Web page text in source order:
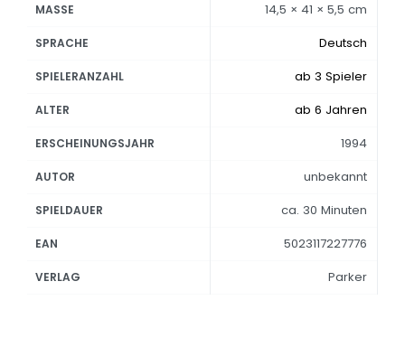
MASSE 14,5 × 41 × 5,5 cm
SPRACHE Deutsch
SPIELERANZAHL ab 3 Spieler
ALTER ab 6 Jahren
ERSCHEINUNGSJAHR 1994
AUTOR unbekannt
SPIELDAUER ca. 30 Minuten
EAN 5023117227776
VERLAG Parker